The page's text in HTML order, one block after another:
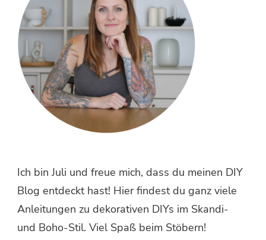
Ich bin Juli und freue mich, dass du meinen DIY
Blog entdeckt hast! Hier findest du ganz viele
Anleitungen zu dekorativen DIYs im Skandi-
und Boho-Stil. Viel Spaß beim Stöbern!